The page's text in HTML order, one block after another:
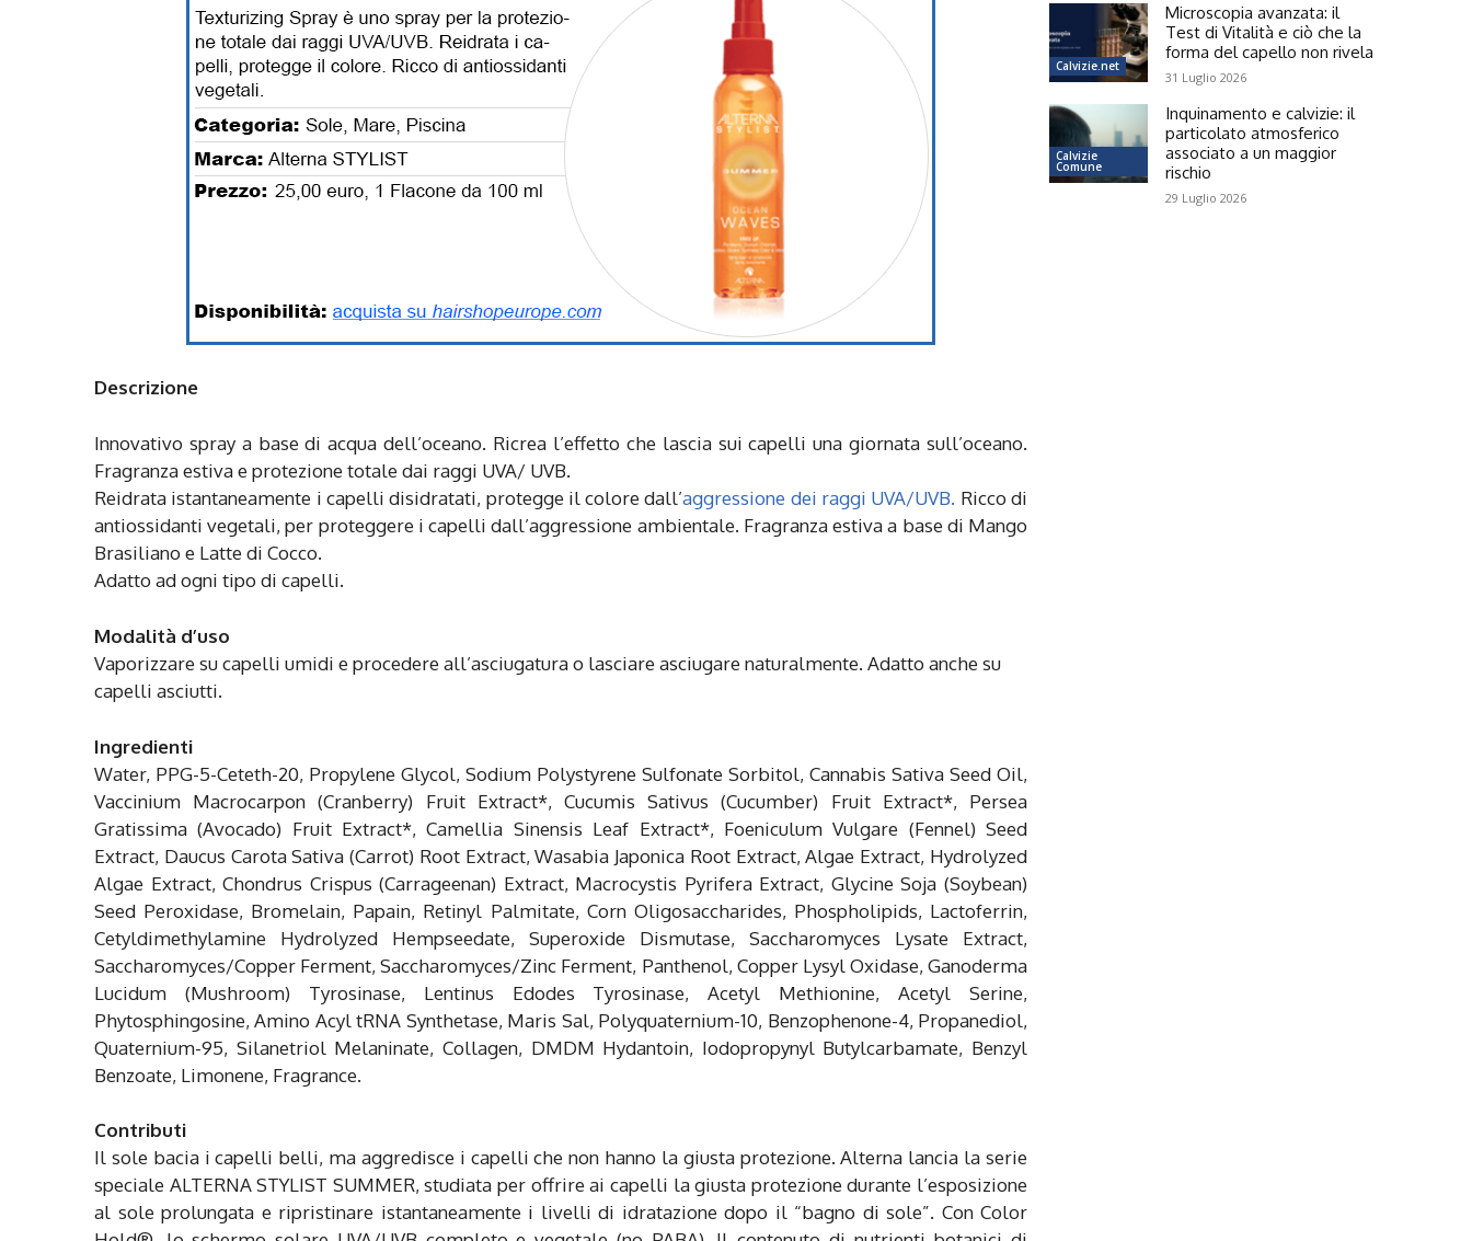
Descrizione
Innovativo spray a base di acqua dell’oceano. Ricrea l’effetto che lascia sui capelli una giornata sull’oceano.
Fragranza estiva e protezione totale dai raggi UVA/ UVB.
Reidrata istantaneamente i capelli disidratati, protegge il colore dall’aggressione dei raggi UVA/UVB. Ricco di
antiossidanti vegetali, per proteggere i capelli dall’aggressione ambientale. Fragranza estiva a base di Mango
Brasiliano e Latte di Cocco.
Adatto ad ogni tipo di capelli.
Modalità d’uso
Vaporizzare su capelli umidi e procedere all’asciugatura o lasciare asciugare naturalmente. Adatto anche su
capelli asciutti.
Ingredienti
Water, PPG-5-Ceteth-20, Propylene Glycol, Sodium Polystyrene Sulfonate Sorbitol, Cannabis Sativa Seed Oil,
Vaccinium Macrocarpon (Cranberry) Fruit Extract*, Cucumis Sativus (Cucumber) Fruit Extract*, Persea
Gratissima (Avocado) Fruit Extract*, Camellia Sinensis Leaf Extract*, Foeniculum Vulgare (Fennel) Seed
Extract, Daucus Carota Sativa (Carrot) Root Extract, Wasabia Japonica Root Extract, Algae Extract, Hydrolyzed
Algae Extract, Chondrus Crispus (Carrageenan) Extract, Macrocystis Pyrifera Extract, Glycine Soja (Soybean)
Seed Peroxidase, Bromelain, Papain, Retinyl Palmitate, Corn Oligosaccharides, Phospholipids, Lactoferrin,
Cetyldimethylamine Hydrolyzed Hempseedate, Superoxide Dismutase, Saccharomyces Lysate Extract,
Saccharomyces/Copper Ferment, Saccharomyces/Zinc Ferment, Panthenol, Copper Lysyl Oxidase, Ganoderma
Lucidum (Mushroom) Tyrosinase, Lentinus Edodes Tyrosinase, Acetyl Methionine, Acetyl Serine,
Phytosphingosine, Amino Acyl tRNA Synthetase, Maris Sal, Polyquaternium-10, Benzophenone-4, Propanediol,
Quaternium-95, Silanetriol Melaninate, Collagen, DMDM Hydantoin, Iodopropynyl Butylcarbamate, Benzyl
Benzoate, Limonene, Fragrance.
Contributi
Il sole bacia i capelli belli, ma aggredisce i capelli che non hanno la giusta protezione. Alterna lancia la serie
speciale ALTERNA STYLIST SUMMER, studiata per offrire ai capelli la giusta protezione durante l’esposizione
al sole prolungata e ripristinare istantaneamente i livelli di idratazione dopo il “bagno di sole”. Con Color
Calvizie.net
Microscopia avanzata: il
Test di Vitalità e ciò che la
forma del capello non rivela
31 Luglio 2026
Calvizie
Comune
Inquinamento e calvizie: il
particolato atmosferico
associato a un maggior
rischio
29 Luglio 2026